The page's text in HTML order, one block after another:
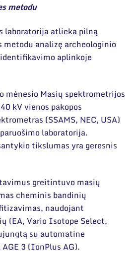
metodu
laboratorija atlieka pilną
metodu analizę archeologinio
aplinkoje
mėnesio Masių spektrometrijos
kV vienos pakopos
(SSAMS, NEC, USA)
laboratorija.
tikslumas yra geresnis
greitintuvo masių
cheminis bandinių
naudojant
(EA, Vario Isotope Select,
su automatine
3 (IonPlus AG).